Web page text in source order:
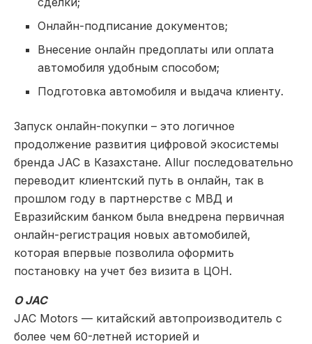
Онлайн-подписание документов;
Внесение онлайн предоплаты или оплата
автомобиля удобным способом;
Подготовка автомобиля и выдача клиенту.
Запуск онлайн-покупки – это логичное
продолжение развития цифровой экосистемы
бренда JAC в Казахстане. Allur последовательно
переводит клиентский путь в онлайн, так в
прошлом году в партнерстве с МВД и
Евразийским банком была внедрена первичная
онлайн-регистрация новых автомобилей,
которая впервые позволила оформить
постановку на учет без визита в ЦОН.
О JAC
JAC Motors — китайский автопроизводитель с
более чем 60-летней историей и